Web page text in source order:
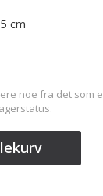
cm
noe fra det som